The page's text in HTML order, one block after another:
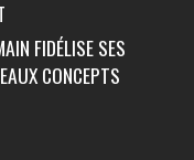
FIDÉLISE SES
CONCEPTS